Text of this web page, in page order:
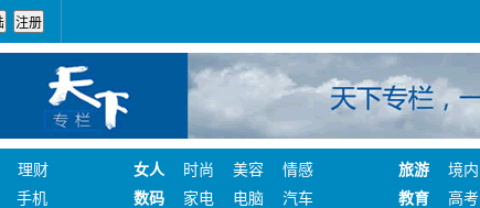
理财
手机
女人 时尚 美容
情感
数码
家电 电脑 汽车
旅游 境内
教育
高考